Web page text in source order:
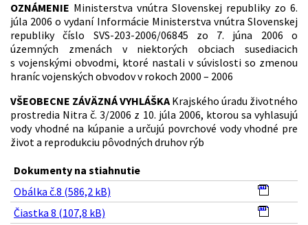
OZNÁMENIE Ministerstva vnútra Slovenskej republiky zo 6.
júla 2006 o vydaní Informácie Ministerstva vnútra Slovenskej
republiky číslo SVS-203-2006/06845 zo 7. júna 2006 o
územných zmenách v niektorých obciach susediacich
s vojenskými obvodmi, ktoré nastali v súvislosti so zmenou
hraníc vojenských obvodov v rokoch 2000 – 2006
VŠEOBECNE ZÁVÄZNÁ VYHLÁŠKAKrajského úradu životného
prostredia Nitra č. 3/2006 z 10. júla 2006, ktorou sa vyhlasujú
vody vhodné na kúpanie a určujú povrchové vody vhodné pre
život a reprodukciu pôvodných druhov rýb
Dokumenty na stiahnutie
Obálka č.8 (586,2 kB)
Čiastka 8 (107,8 kB)